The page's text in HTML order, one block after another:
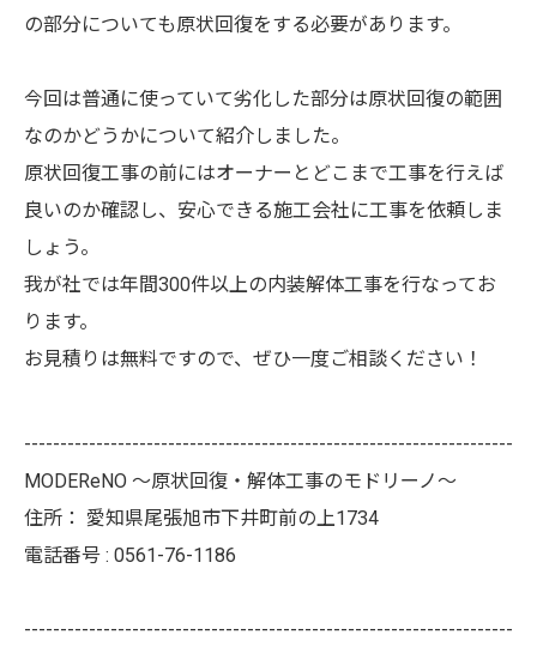
の部分についても原状回復をする必要があります。
今回は普通に使っていて劣化した部分は原状回復の範囲
なのかどうかについて紹介しました。
原状回復工事の前にはオーナーとどこまで工事を行えば
良いのか確認し、安心できる施工会社に工事を依頼しま
しょう。
我が社では年間300件以上の内装解体工事を行なってお
ります。
お見積りは無料ですので、ぜひ一度ご相談ください！
--------------------------------------------------------------------
MODEReNO ～原状回復・解体工事のモドリーノ～
住所： 愛知県尾張旭市下井町前の上1734
電話番号 : 0561-76-1186
--------------------------------------------------------------------